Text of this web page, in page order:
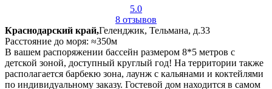
5.0
8 отзывов
Краснодарский край,Геленджик, Тельмана, д.33
Расстояние до моря: ≈350м
В вашем распоряжении бассейн размером 8*5 метров с
детской зоной, доступный круглый год! На территории также
располагается барбекю зона, лаунж с кальянами и коктейлями
по индивидуальному заказу. Гостевой дом находится в самом